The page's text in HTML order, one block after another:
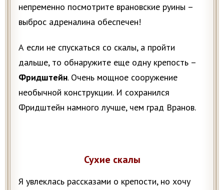
непременно посмотрите врановские руины –
выброс адреналина обеспечен!
А если не спускаться со скалы, а пройти
дальше, то обнаружите еще одну крепость –
Фридштейн. Очень мощное сооружение
необычной конструкции. И сохранился
Фридштейн намного лучше, чем град Вранов.
Сухие скалы
Я увлеклась рассказами о крепости, но хочу